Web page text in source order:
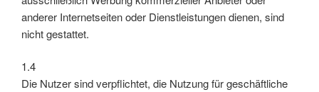
anderer Internetseiten oder Dienstleistungen dienen, sind
nicht gestattet.
1.4
Die Nutzer sind verpflichtet, die Nutzung für geschäftliche